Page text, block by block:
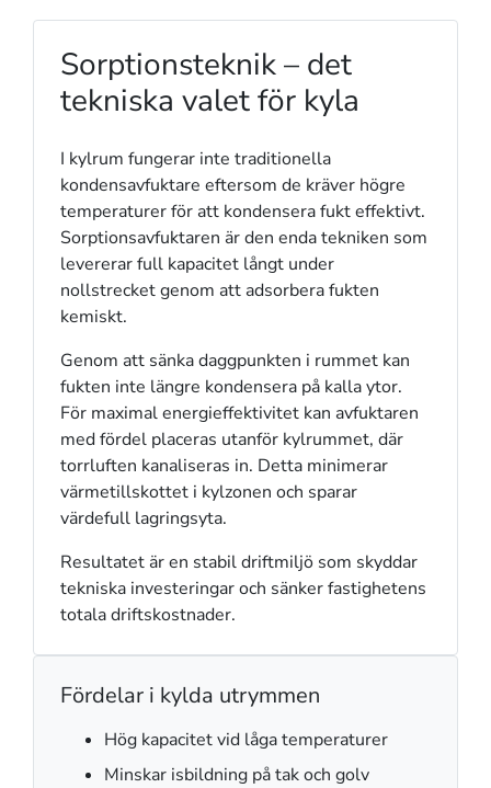
Sorptionsteknik – det
tekniska valet för kyla
I kylrum fungerar inte traditionella
kondensavfuktare eftersom de kräver högre
temperaturer för att kondensera fukt effektivt.
Sorptionsavfuktaren är den enda tekniken som
levererar full kapacitet långt under
nollstrecket genom att adsorbera fukten
kemiskt.
Genom att sänka daggpunkten i rummet kan
fukten inte längre kondensera på kalla ytor.
För maximal energieffektivitet kan avfuktaren
med fördel placeras utanför kylrummet, där
torrluften kanaliseras in. Detta minimerar
värmetillskottet i kylzonen och sparar
värdefull lagringsyta.
Resultatet är en stabil driftmiljö som skyddar
tekniska investeringar och sänker fastighetens
totala driftskostnader.
Fördelar i kylda utrymmen
Hög kapacitet vid låga temperaturer
Minskar isbildning på tak och golv